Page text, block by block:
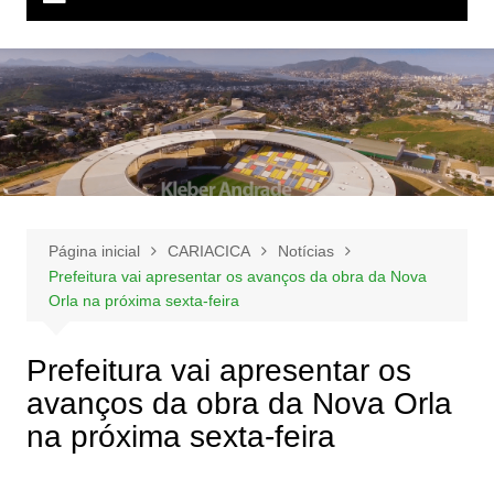
Página inicial CARIACICA
Notícias
Prefeitura vai apresentar os avanços da obra da Nova
Orla na próxima sexta-feira
Prefeitura vai apresentar os
avanços da obra da Nova Orla
na próxima sexta-feira